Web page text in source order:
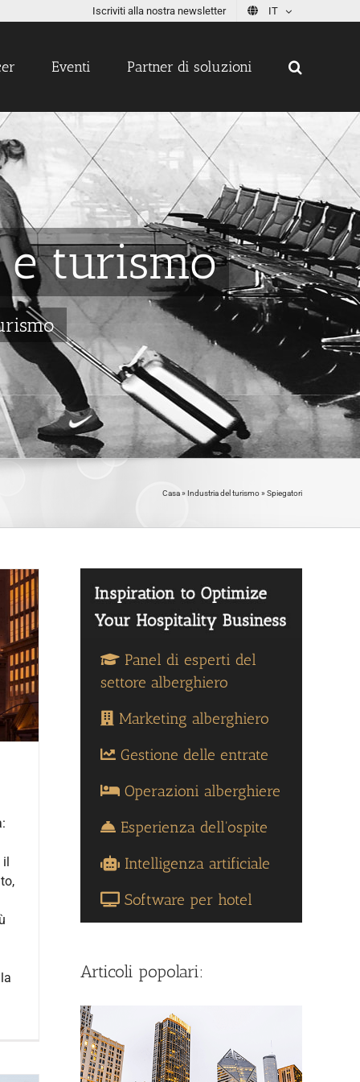
Iscriviti alla nostra newsletter IT
Eventi Partner di soluzioni
e turismo
Casa» Industria del turismo» Spiegatori
il
Panel di esperti del
settore alberghiero
Marketing alberghiero
Gestione delle entrate
Operazioni alberghiere
Esperienza dell'ospite
Intelligenza artificiale
Software per hotel
Articoli popolari: